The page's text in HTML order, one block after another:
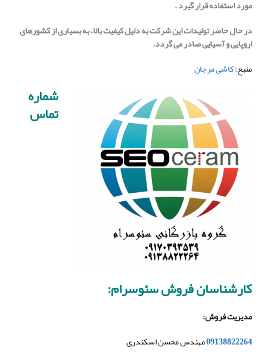
مورد استفاده قرار گیرد .
در حال حاضر تولیدات این شرکت به دلیل کیفیت بالا، به بسیاری از کشورهای
اروپایی و آسیایی صادر می گردد.
منبع:کاشی مرجان
شماره
تماس
کارشناسان فروش سئوسرام:
مدیریت فروش:
09138822264مهندس محسن اسکندری